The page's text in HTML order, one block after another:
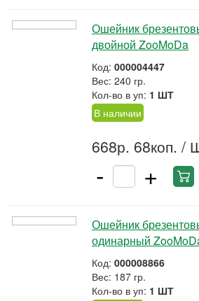
Ошейник
двойной ZooMoDa
Код: 000004447
Вес: 240 гр.
Кол-во в уп: 1 ШТ
В наличии
668р. 68коп. /
- +
Ошейник
одинарный
Код: 000008866
Вес: 187 гр.
Кол-во в уп: 1 ШТ